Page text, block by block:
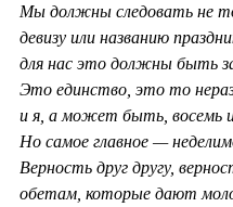
Мы должны следовать не
девизу или названию
для нас это должны быть
Это единство, это то
и я, а может быть, восемь
Но самое главное —
Верность друг другу,
обетам, которые дают